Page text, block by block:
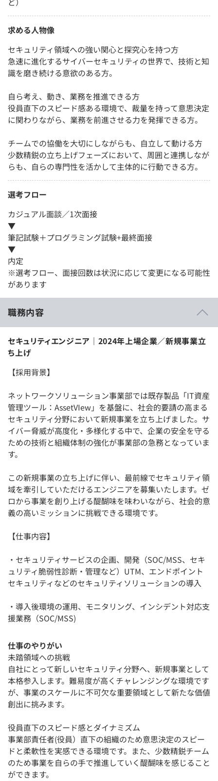
求める人物像
セキュリティ領域への強い関心と探究心を持つ方
急速に進化するサイバーセキュリティの世界で、技術と知
識を磨き続ける意欲のある方。
自ら考え、動き、業務を推進できる方
役員直下のスピード感ある環境で、裁量を持って意思決定
に関わりながら、業務を前進させる力を発揮できる方。
チームでの協働を大切にしながらも、自立して動ける方
少数精鋭の立ち上げフェーズにおいて、周囲と連携しなが
らも、自らの専門性を活かして主体的に行動できる方。
選考フロー
カジュアル面談／1次面接
▼
筆記試験＋プログラミング試験+最終面接
▼
内定
※選考フロー、面接回数は状況に応じて変更になる可能性
があります
職務内容
セキュリティエンジニア｜2024年上場企業／新規事業立
ち上げ
【採用背景】
ネットワークソリューション事業部では既存製品「IT資産
管理ツール：AssetVIew」を基盤に、社会的要請の高まる
セキュリティ分野において新規事業を立ち上げました。サ
イバー脅威が高度化・多様化する中で、企業の安全を守る
ための技術と組織体制の強化が事業部の急務となっていま
す。
この新規事業の立ち上げに伴い、最前線でセキュリティ領
域を牽引していただけるエンジニアを募集いたします。ゼ
ロから事業を創り上げる醍醐味を味わいながら、社会的意
義の高いミッションに挑戦できる環境です。
【仕事内容】
・セキュリティサービスの企画、開発（SOC/MSS、セキ
ュリティ脆弱性診断・管理など）UTM、エンドポイント
セキュリティなどのセキュリティソリューションの導入
・導入後環境の運用、モニタリング、インシデント対応支
援業務（SOC/MSS)
仕事のやりがい
未踏領域への挑戦
自社にとって新しいセキュリティ分野へ、新規事業として
本格参入します。難易度が高くチャレンジングな環境です
が、事業のスケールに不可欠な重要領域として新たな価値
創出に挑みます。
役員直下のスピード感とダイナミズム
事業部責任者(役員）直下の組織のため意思決定のスピー
ドと柔軟性を実感できる環境です。また、少数精鋭チーム
のため事業を自らの手で推進していく醍醐味を感じること
ができます。